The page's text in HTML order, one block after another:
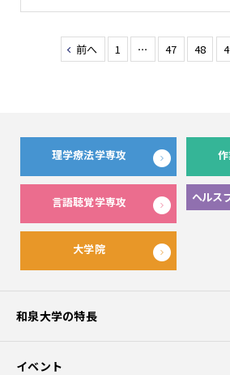
前へ 1 … 47 48
理学療法学専攻
言語聴覚学専攻 ヘルス
大学院
和泉大学の特長
和泉大学5つのポイント
イベント